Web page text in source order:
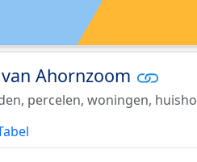
Ahornzoom
percelen, woningen,